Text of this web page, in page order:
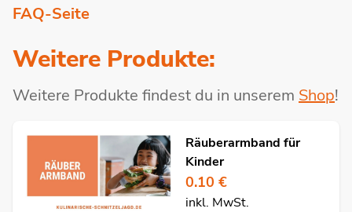
FAQ-Seite
Weitere Produkte:
Weitere Produkte findest du in unserem Shop!
Räuberarmband für
Kinder
0.10 €
inkl. MwSt.